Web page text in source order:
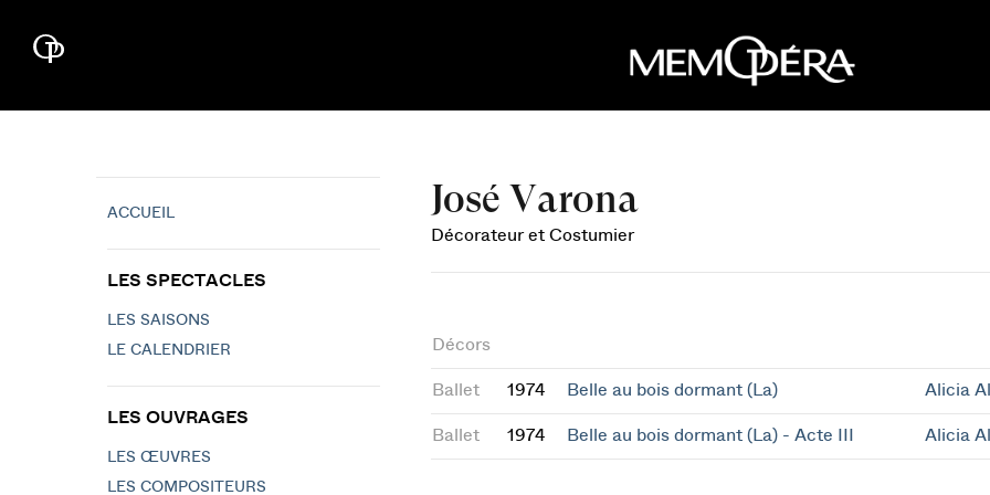
José Varona
Décorateur et Costumier
Décors
Ballet 1974 Belle au bois dormant (La) Alicia
Ballet 1974 Belle au bois dormant (La) - Acte III Alicia
ACCUEIL
LES SPECTACLES
LES SAISONS
LE CALENDRIER
LES OUVRAGES
LES ŒUVRES
LES COMPOSITEURS